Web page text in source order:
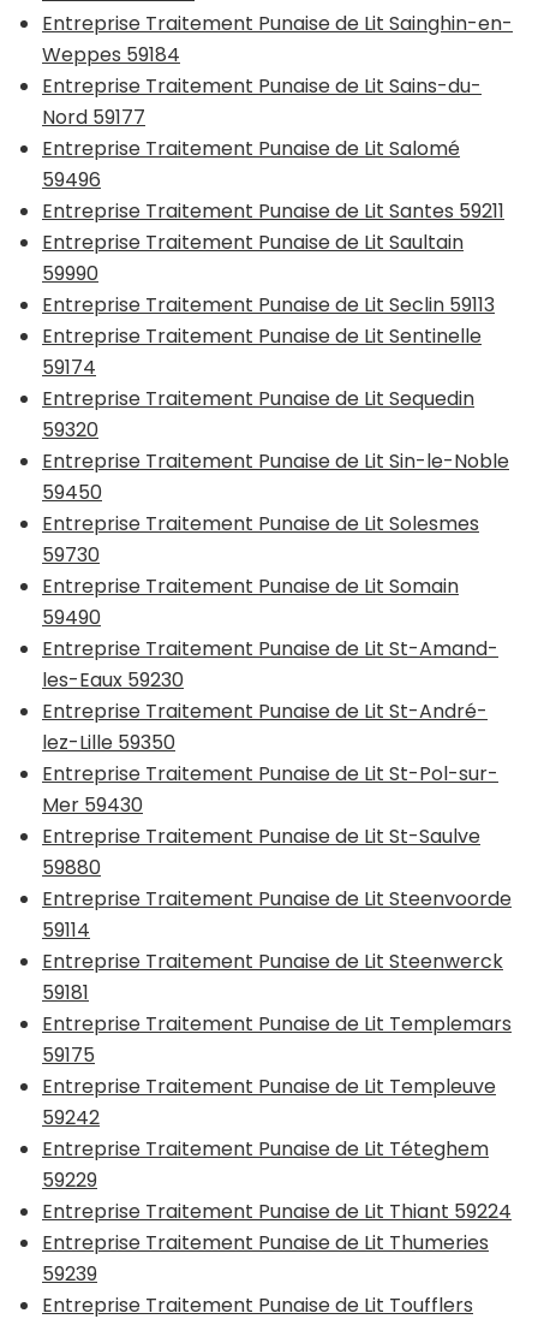
Entreprise Traitement Punaise de Lit Sainghin-en-
Weppes 59184
Entreprise Traitement Punaise de Lit Sains-du-
Nord 59177
Entreprise Traitement Punaise de Lit Salomé
59496
Entreprise Traitement Punaise de Lit Santes 59211
Entreprise Traitement Punaise de Lit Saultain
59990
Entreprise Traitement Punaise de Lit Seclin 59113
Entreprise Traitement Punaise de Lit Sentinelle
59174
Entreprise Traitement Punaise de Lit Sequedin
59320
Entreprise Traitement Punaise de Lit Sin-le-Noble
59450
Entreprise Traitement Punaise de Lit Solesmes
59730
Entreprise Traitement Punaise de Lit Somain
59490
Entreprise Traitement Punaise de Lit St-Amand-
les-Eaux 59230
Entreprise Traitement Punaise de Lit St-André-
lez-Lille 59350
Entreprise Traitement Punaise de Lit St-Pol-sur-
Mer 59430
Entreprise Traitement Punaise de Lit St-Saulve
59880
Entreprise Traitement Punaise de Lit Steenvoorde
59114
Entreprise Traitement Punaise de Lit Steenwerck
59181
Entreprise Traitement Punaise de Lit Templemars
59175
Entreprise Traitement Punaise de Lit Templeuve
59242
Entreprise Traitement Punaise de Lit Téteghem
59229
Entreprise Traitement Punaise de Lit Thiant 59224
Entreprise Traitement Punaise de Lit Thumeries
59239
Entreprise Traitement Punaise de Lit Toufflers